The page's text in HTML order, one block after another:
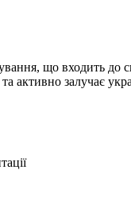
що входить до
активно залучає